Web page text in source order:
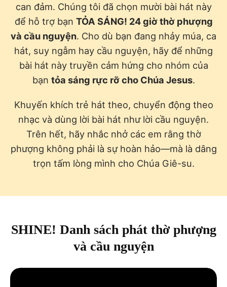
can đảm. Chúng tôi đã chọn mười bài hát này
để hỗ trợ bạn TỎA SÁNG! 24 giờ thờ phượng
và cầu nguyện. Cho dù bạn đang nhảy múa, ca
hát, suy ngẫm hay cầu nguyện, hãy để những
bài hát này truyền cảm hứng cho nhóm của
bạn tỏa sáng rực rỡ cho Chúa Jesus.
Khuyến khích trẻ hát theo, chuyển động theo
nhạc và dùng lời bài hát như lời cầu nguyện.
Trên hết, hãy nhắc nhở các em rằng thờ
phượng không phải là sự hoàn hảo—mà là dâng
trọn tấm lòng mình cho Chúa Giê-su.
SHINE! Danh sách phát thờ phượng
và cầu nguyện